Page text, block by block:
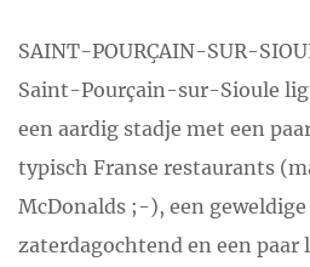
SAINT-POURÇAIN-SUR-
Saint-Pourçain-sur-Sioule
een aardig stadje met een
typisch Franse restaurants
McDonalds ;-), een
zaterdagochtend en een paar